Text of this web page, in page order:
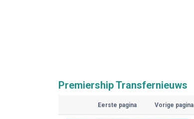
Premiership Transfernieuws
Eerste pagina Vorige pagina